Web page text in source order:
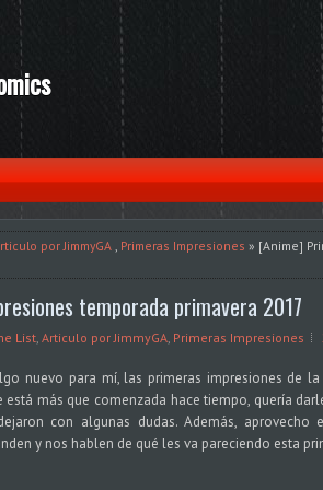
por JimmyGA, Primeras Impresiones » [Anime]
temporada primavera 2017
List, Articulo por JimmyGA, Primeras Impresiones
nuevo para mí, las primeras impresiones de la
está más que comenzada hace tiempo, quería
con algunas dudas. Además, aprovecho
y nos hablen de qué les va pareciendo esta